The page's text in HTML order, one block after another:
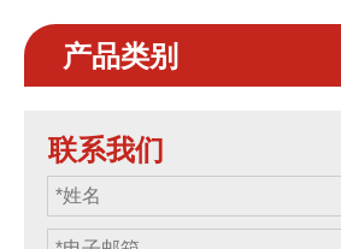
产品类别
联系我们